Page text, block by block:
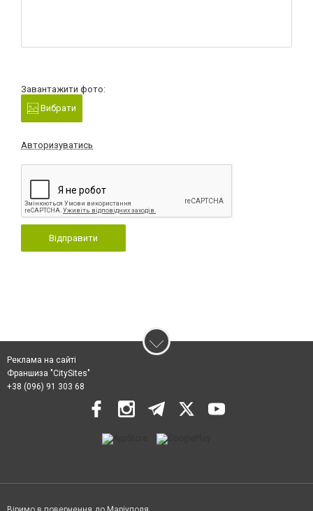
Завантажити фото:
Вибрати
Авторизуватись
Відправити
Реклама на сайті
Франшиза "CitySites"
+38 (096) 91 303 68